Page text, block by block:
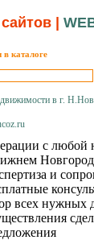
в каталоге
в г.
с любой
и
всех нужных